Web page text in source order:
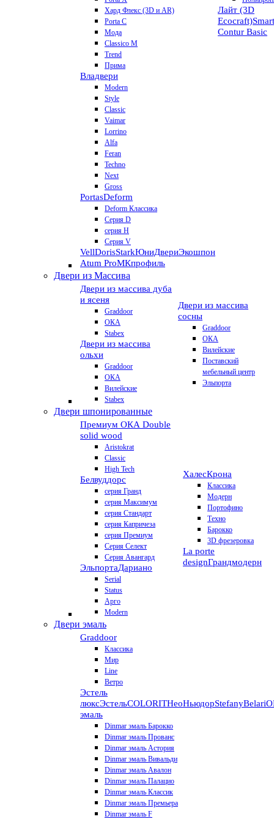
Хард Флекс (3D и AR)
Porta C
Мода
Classico M
Trend
Прима
Владвери
Modern
Style
Classic
Vaimar
Lorrino
Alfa
Feran
Techno
Next
Gross
PortasDeform
Deform Классика
Серия D
серия H
Серия V
VellDorisStarkЮниДвериЭкошпон
Atum ProМКпрофиль
Лайт (3D
Ecocraft)Smart
Contur Basic
Двери из Массива
Двери из массива дуба
и ясеня
Graddoor
ОКА
Stabex
Двери из массива
ольхи
Graddoor
ОКА
Вилейские
Stabex
Двери из массива
сосны
Graddoor
ОКА
Вилейские
Поставский
мебельный центр
Эльпорта
Двери шпонированные
Премиум ОКА Double
solid wood
Aristokrat
Classic
High Tech
Белвуддорс
серия Гранд
серия Максимум
серия Стандарт
серия Капричеза
серия Премиум
Серия Селект
Серия Авангард
ЭльпортаДариано
Serial
Status
Арго
Modern
ХалесКрона
Классика
Модерн
Портофино
Техно
Барокко
3D фрезеровка
La porte
designГрандмодерн
Двери эмаль
Graddoor
Классика
Мир
Line
Ветро
Эстель
люксЭстельCOLORITНеоНьюдорStefanyBelari
эмаль
Dinmar эмаль Барокко
Dinmar эмаль Прованс
Dinmar эмаль Астория
Dinmar эмаль Вивальди
Dinmar эмаль Авалон
Dinmar эмаль Палацио
Dinmar эмаль Классик
Dinmar эмаль Премьера
Dinmar эмаль F